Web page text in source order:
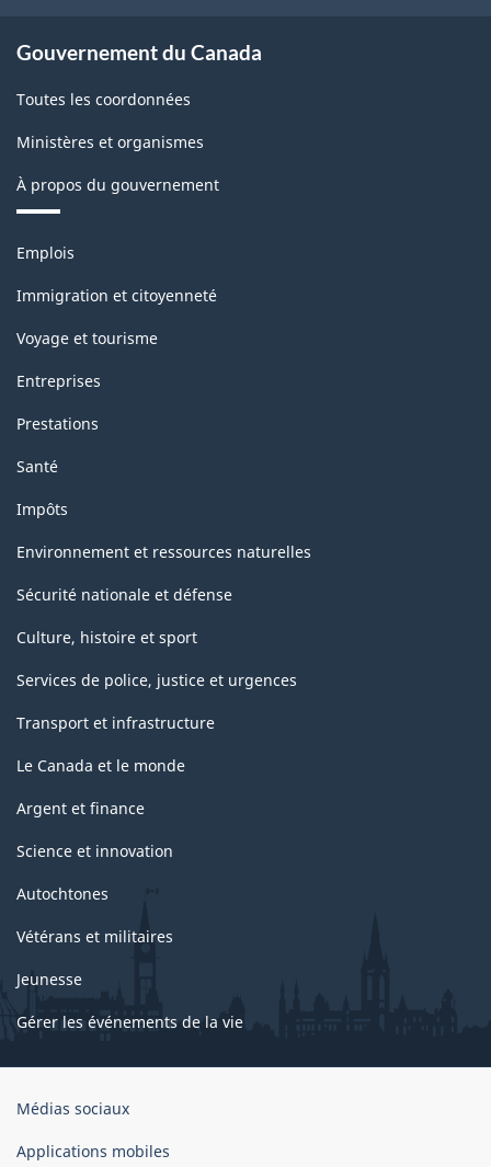
Gouvernement du Canada
Toutes les coordonnées
Ministères et organismes
À propos du gouvernement
Thèmes
sujets
Emplois
Immigration et citoyenneté
Voyage et tourisme
Entreprises
Prestations
Santé
Impôts
Environnement et ressources naturelles
Sécurité nationale et défense
Culture, histoire et sport
Services de police, justice et urgences
Transport et infrastructure
Le Canada et le monde
Argent et finance
Science et innovation
Autochtones
Vétérans et militaires
Jeunesse
Gérer les événements de la vie
Organisation
gouvernement
Médias sociaux
Applications mobiles